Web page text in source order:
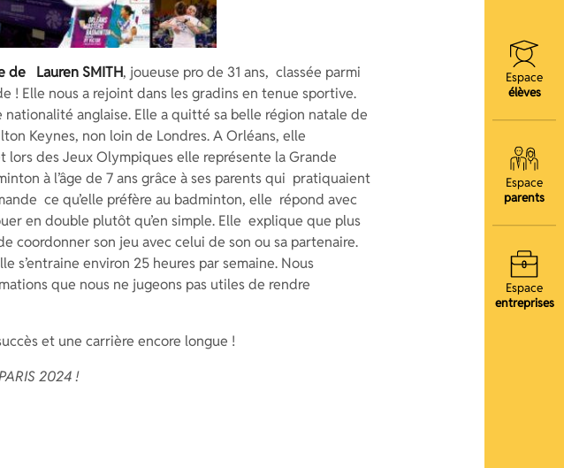
Espace
élèves
Espace
parents
Espace
entreprises
de Lauren SMITH, joueuse pro de 31 ans, classée parmi
! Elle nous a rejoint dans les gradins en tenue sportive.
anglaise. Elle a quitté sa belle région natale de
Keynes, non loin de Londres. A Orléans, elle
lors des Jeux Olympiques elle représente la Grande
à l’âge de 7 ans grâce à ses parents qui pratiquaient
ce qu’elle préfère au badminton, elle répond avec
en double plutôt qu’en simple. Elle explique que plus
coordonner son jeu avec celui de son ou sa partenaire.
s’entraine environ 25 heures par semaine. Nous
que nous ne jugeons pas utiles de rendre
et une carrière encore longue !
2024 !